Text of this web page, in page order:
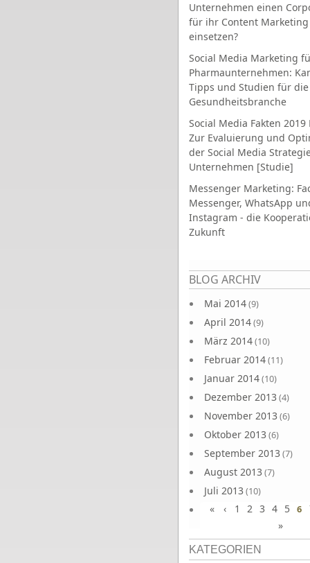
Unternehmen einen
für ihr Content Marketing
einsetzen?
Social Media Marketing
Pharmaunternehmen:
Tipps und Studien für die
Gesundheitsbranche
Social Media Fakten 2019
Zur Evaluierung und
der Social Media
Unternehmen [Studie]
Messenger Marketing:
Messenger, WhatsApp
Instagram - die
Zukunft
BLOG ARCHIV
Mai 2014(9)
April 2014(9)
März 2014(10)
Februar 2014(11)
Januar 2014(10)
Dezember 2013 (4)
November 2013 (6)
Oktober 2013 (6)
September 2013 (7)
August 2013 (7)
Juli 2013 (10)
Juni 2013(10)
Seiten
« ‹ 1 2 3 4 5 6
»
KATEGORIEN